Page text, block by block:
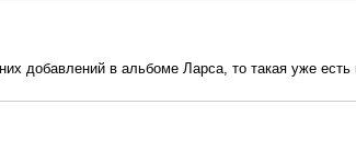
добавлений в альбоме Ларса, то такая уже есть